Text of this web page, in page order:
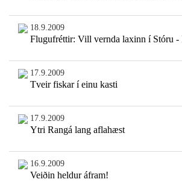
18.9.2009
Flugufréttir: Vill vernda laxinn í Stóru -
17.9.2009
Tveir fiskar í einu kasti
17.9.2009
Ytri Rangá lang aflahæst
16.9.2009
Veiðin heldur áfram!